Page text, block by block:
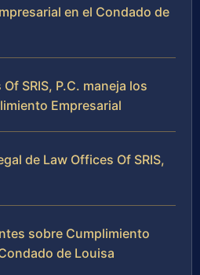
en el Condado de
SRIS, P.C. maneja los
Empresarial
de Law Offices Of SRIS,
sobre Cumplimiento
de Louisa